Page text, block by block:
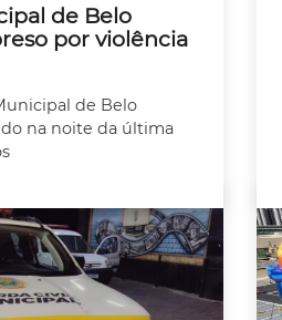
de Belo
por violência
de Belo
na noite da última